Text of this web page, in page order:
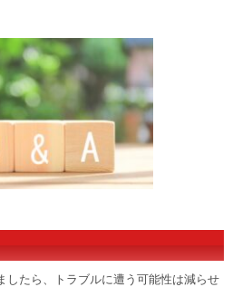
したら、トラブルに遭う可能性は減らせ